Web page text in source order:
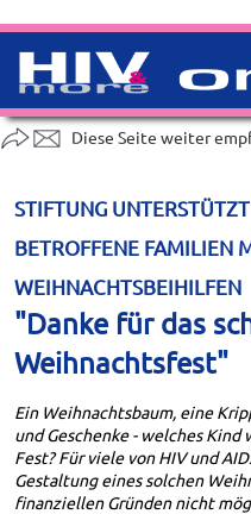
STIFTUNG
BETROFFENE FAMILIEN
WEIHNACHTSBEIHILFEN
"Danke für das
Weihnachtsfest"
Ein Weihnachtsbaum, eine
und Geschenke - welches
Fest? Für viele von HIV und
Gestaltung eines solchen
finanziellen Gründen nicht
Diese Seite weiter